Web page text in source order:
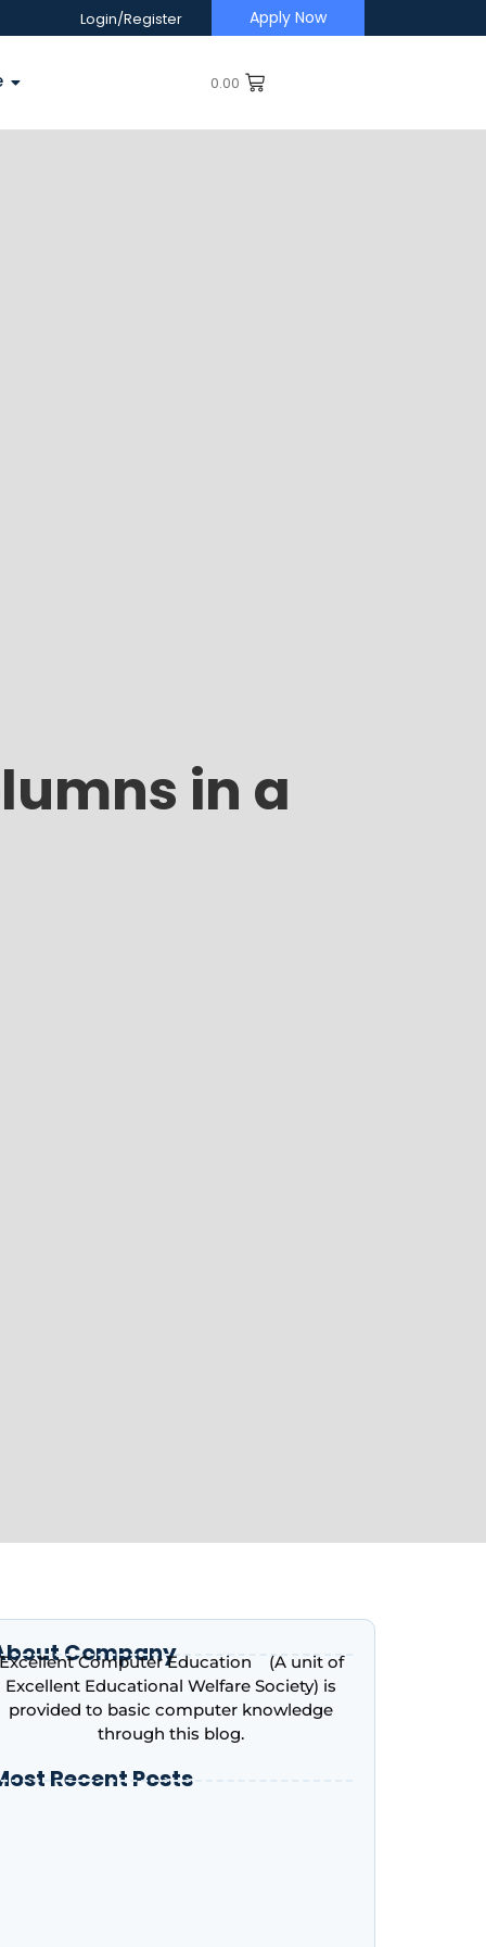
Login/Register Apply Now
0.00
in a
Company
Computer Education (A unit of
Excellent Educational Welfare Society) is
provided to basic computer knowledge
through this blog.
Recent Posts